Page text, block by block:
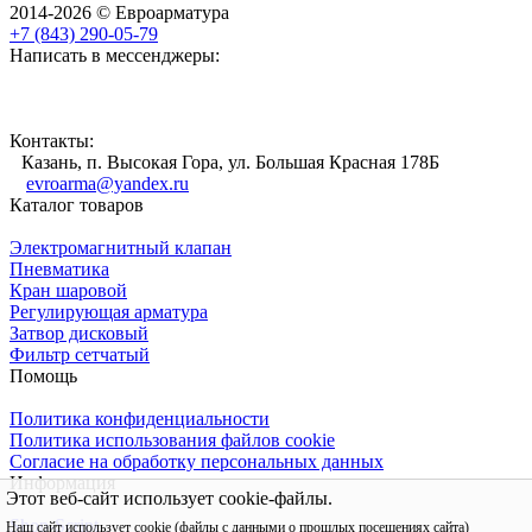
Этот веб-сайт использует cookie-файлы.
Наш сайт использует cookie (файлы с данными о прошлых посещениях сайта)
2014-2026 © Евроарматура
+7 (843) 290-05-79
Написать в мессенджеры:
Контакты:
Казань, п. Высокая Гора, ул. Большая Красная 178Б
evroarma@yandex.ru
Каталог товаров
Электромагнитный клапан
Пневматика
Кран шаровой
Регулирующая арматура
Затвор дисковый
Фильтр сетчатый
Помощь
Политика конфиденциальности
Политика использования файлов cookie
Согласие на обработку персональных данных
Информация
Shop-Script